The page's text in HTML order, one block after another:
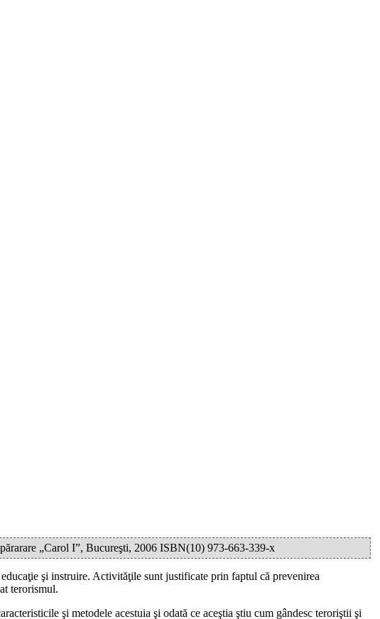
„Carol I”, Bucureşti, 2006 ISBN(10) 973-663-339-x
şi instruire. Activităţile sunt justificate prin faptul că prevenirea
terorismul.
şi metodele acestuia şi odată ce aceştia ştiu cum gândesc teroriştii şi